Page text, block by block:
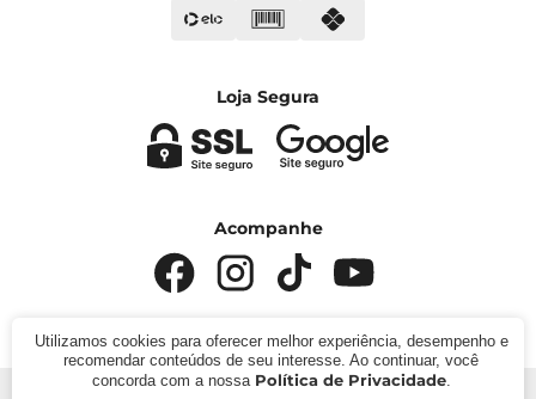
Loja Segura
Acompanhe
Utilizamos cookies para oferecer melhor experiência, desempenho e
recomendar conteúdos de seu interesse. Ao continuar, você
concorda com a nossa Política de Privacidade.